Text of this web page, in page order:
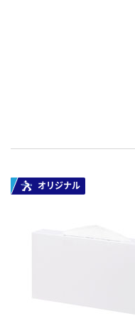
オリジナル
証
ナル
形 アルカリ乾
トフィルム A4